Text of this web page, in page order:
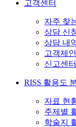
고객센터
자주 찾
상담 신
상담 내
고객제안
신고센터
RISS 활용도
자료 현
주제별
학술지